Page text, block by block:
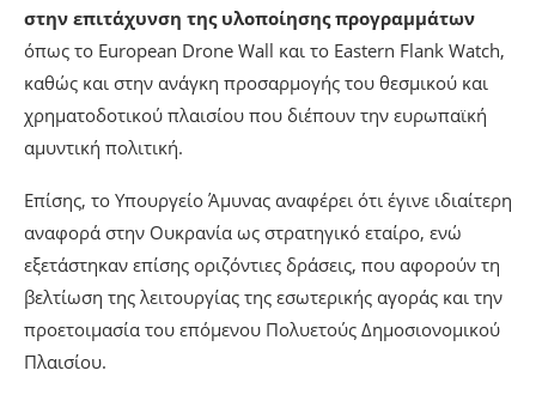
στην επιτάχυνση της υλοποίησης προγραμμάτων
όπως το European Drone Wall και το Eastern Flank Watch,
καθώς και στην ανάγκη προσαρμογής του θεσμικού και
χρηματοδοτικού πλαισίου που διέπουν την ευρωπαϊκή
αμυντική πολιτική.
Επίσης, το Υπουργείο Άμυνας αναφέρει ότι έγινε ιδιαίτερη
αναφορά στην Ουκρανία ως στρατηγικό εταίρο, ενώ
εξετάστηκαν επίσης οριζόντιες δράσεις, που αφορούν τη
βελτίωση της λειτουργίας της εσωτερικής αγοράς και την
προετοιμασία του επόμενου Πολυετούς Δημοσιονομικού
Πλαισίου.